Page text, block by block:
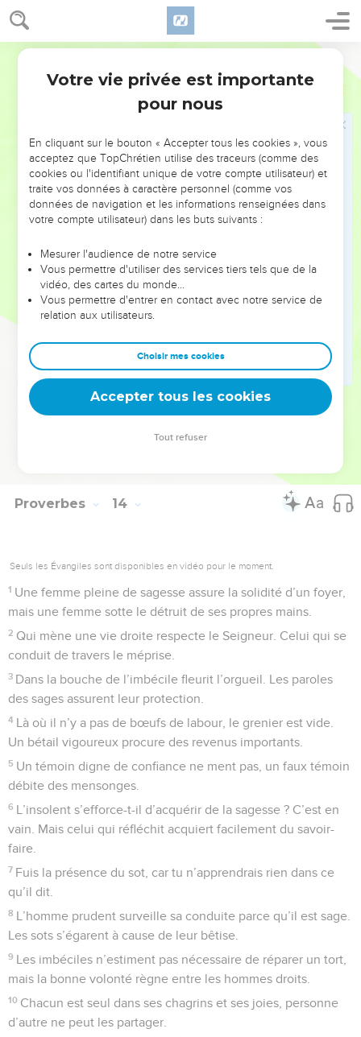
Proverbes 13
étalage de leur bêtise.
17
Un mauvais messager est cause de malheur, un envoyé
fidèle rétablit les situations.
Celui qui refuse d’être éduqué sera pauvre et méprisé,
sots détestent renoncer au mal.
A fréquenter les sages, on gagne en sagesse, mais la
compagnie des sots amène le malheur.
Le malheur s’acharne sur qui agit mal, alors que le
bonheur récompense les gens honnêtes.
L’homme de bien laisse un héritage à ses descendants,
mais la fortune du pécheur reviendra au juste.
Les pauvres tirent une nourriture abondante de leurs
champs, mais certains dépérissent par manque d’équité.
l’aime n’hésite pas à le punir.
Le juste mange à satiété, mais le ventre du méchant crie
famine.
© Société biblique française – Bibli’O, 1997, avec autorisation. Pour vous procurer
Proverbes 14
Seuls les Évangiles sont disponibles en vidéo pour le moment.
1 Une femme pleine de sagesse assure la solidité d’un foyer,
mais une femme sotte le détruit de ses propres mains.
2 Qui mène une vie droite respecte le Seigneur. Celui qui se
conduit de travers le méprise.
3 Dans la bouche de l’imbécile fleurit l’orgueil. Les paroles
des sages assurent leur protection.
4 Là où il n’y a pas de bœufs de labour, le grenier est vide.
Un bétail vigoureux procure des revenus importants.
5 Un témoin digne de confiance ne ment pas, un faux témoin
débite des mensonges.
6 L’insolent s’efforce-t-il d’acquérir de la sagesse ? C’est en
vain. Mais celui qui réfléchit acquiert facilement du savoir-
faire.
7 Fuis la présence du sot, car tu n’apprendrais rien dans ce
qu’il dit.
8 L’homme prudent surveille sa conduite parce qu’il est sage.
Les sots s’égarent à cause de leur bêtise.
9 Les imbéciles n’estiment pas nécessaire de réparer un tort,
mais la bonne volonté règne entre les hommes droits.
10 Chacun est seul dans ses chagrins et ses joies, personne
d’autre ne peut les partager.
Votre vie privée est importante
pour nous
En cliquant sur le bouton « Accepter tous les cookies », vous
acceptez que TopChrétien utilise des traceurs (comme des
cookies ou l'identifiant unique de votre compte utilisateur) et
traite vos données à caractère personnel (comme vos
données de navigation et les informations renseignées dans
votre compte utilisateur) dans les buts suivants :
Mesurer l'audience de notre service
Vous permettre d'utiliser des services tiers tels que de la
vidéo, des cartes du monde…
Vous permettre d'entrer en contact avec notre service de
relation aux utilisateurs.
Choisir mes cookies
Accepter tous les cookies
Tout refuser